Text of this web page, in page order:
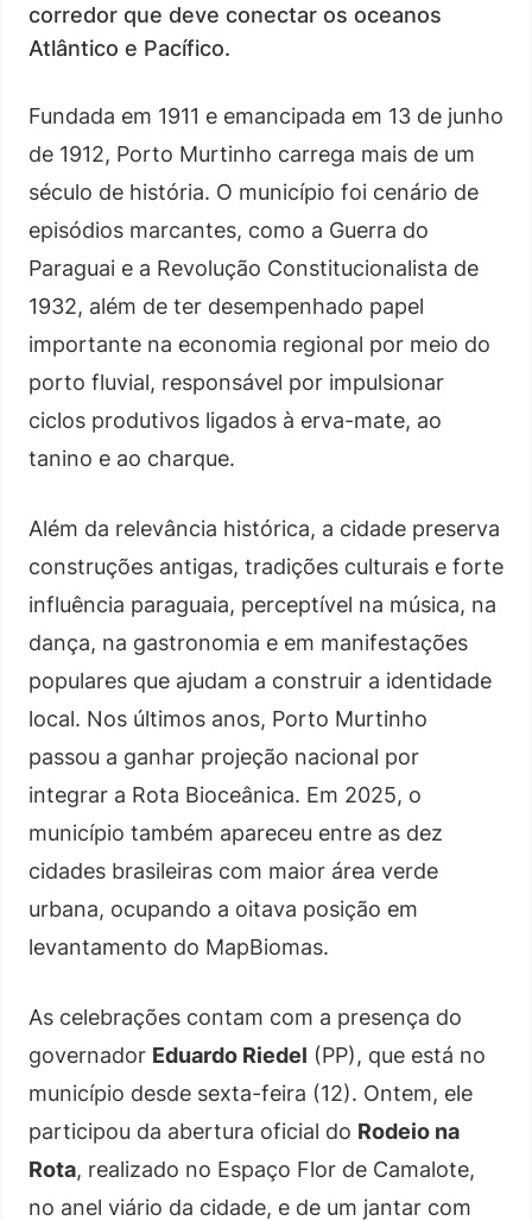
corredor que deve conectar os oceanos
Atlântico e Pacífico.
Fundada em 1911 e emancipada em 13 de junho
de 1912, Porto Murtinho carrega mais de um
século de história. O município foi cenário de
episódios marcantes, como a Guerra do
Paraguai e a Revolução Constitucionalista de
1932, além de ter desempenhado papel
importante na economia regional por meio do
porto fluvial, responsável por impulsionar
ciclos produtivos ligados à erva-mate, ao
tanino e ao charque.
Além da relevância histórica, a cidade preserva
construções antigas, tradições culturais e forte
influência paraguaia, perceptível na música, na
dança, na gastronomia e em manifestações
populares que ajudam a construir a identidade
local. Nos últimos anos, Porto Murtinho
passou a ganhar projeção nacional por
integrar a Rota Bioceânica. Em 2025, o
município também apareceu entre as dez
cidades brasileiras com maior área verde
urbana, ocupando a oitava posição em
levantamento do MapBiomas.
As celebrações contam com a presença do
governador Eduardo Riedel (PP), que está no
município desde sexta-feira (12). Ontem, ele
participou da abertura oficial do Rodeio na
Rota, realizado no Espaço Flor de Camalote,
no anel viário da cidade, e de um jantar com